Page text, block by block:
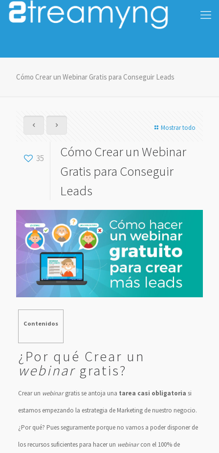
Cómo Crear un Webinar Gratis para Conseguir Leads
Mostrar todo
35
Cómo Crear un Webinar
Gratis para Conseguir
Leads
Contenidos
¿Por qué Crear un
webinargratis?
Crear un webinargratis se antoja una tarea casi obligatoria si
estamos empezando la estrategia de Marketing de nuestro negocio.
¿Por qué? Pues seguramente porque no vamos a poder disponer de
los recursos suficientes para hacer un webinarcon el 100% de